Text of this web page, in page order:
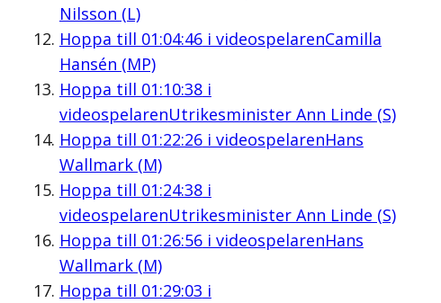
Nilsson (L)
Hoppa till 01:04:46i videospelarenCamilla
Hansén (MP)
Hoppa till 01:10:38i
videospelarenUtrikesminister Ann Linde (S)
Hoppa till 01:22:26i videospelarenHans
Wallmark (M)
Hoppa till 01:24:38i
videospelarenUtrikesminister Ann Linde (S)
Hoppa till 01:26:56i videospelarenHans
Wallmark (M)
Hoppa till 01:29:03 i